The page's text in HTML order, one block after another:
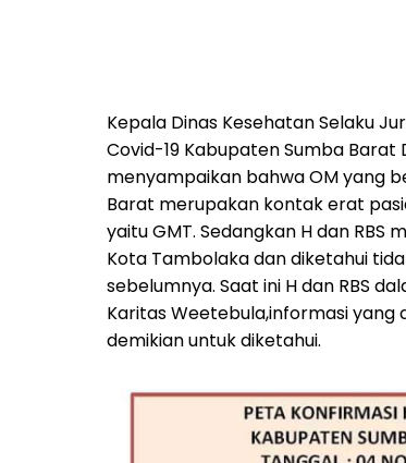
Kepala Dinas Kesehatan Selaku
Covid-19 Kabupaten Sumba Barat
menyampaikan bahwa OM yang
Barat merupakan kontak erat
yaitu GMT. Sedangkan H dan
Kota Tambolaka dan diketahui
sebelumnya. Saat ini H dan RBS
Karitas Weetebula,informasi yang
demikian untuk diketahui.